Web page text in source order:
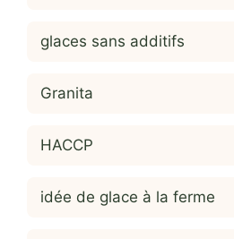
glaces sans additifs
Granita
HACCP
idée de glace à la ferme